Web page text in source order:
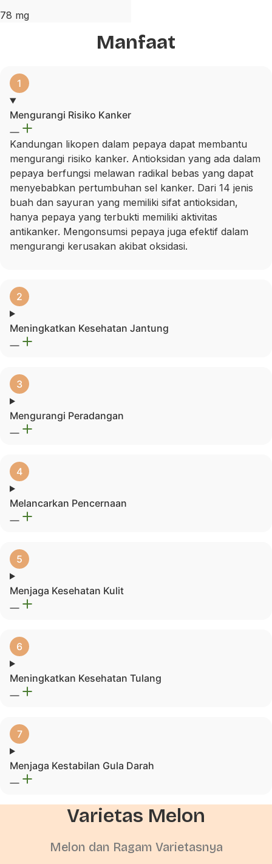
78 mg
Manfaat
Mengurangi Risiko Kanker
Kandungan likopen dalam pepaya dapat membantu
mengurangi risiko kanker. Antioksidan yang ada dalam
pepaya berfungsi melawan radikal bebas yang dapat
menyebabkan pertumbuhan sel kanker. Dari 14 jenis
buah dan sayuran yang memiliki sifat antioksidan,
hanya pepaya yang terbukti memiliki aktivitas
antikanker. Mengonsumsi pepaya juga efektif dalam
mengurangi kerusakan akibat oksidasi.
Meningkatkan Kesehatan Jantung
Mengurangi Peradangan
Melancarkan Pencernaan
Menjaga Kesehatan Kulit
Meningkatkan Kesehatan Tulang
Menjaga Kestabilan Gula Darah
Varietas Melon
Melon dan Ragam Varietasnya